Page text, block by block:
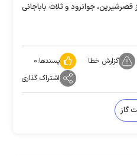
جوانرود و ثلاث باباجانی
گزارش خطا پسندها:۰
اشتراک گذاری
گاز